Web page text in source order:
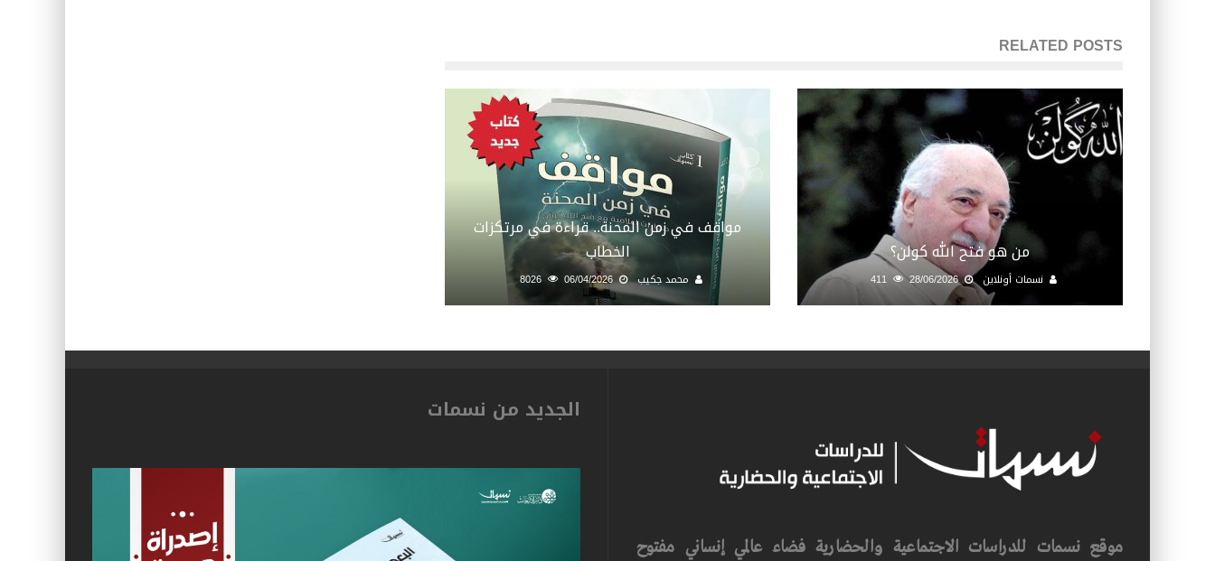
RELATED POSTS
من هو فتح الله كولن؟
نسمات أونلاين 28/06/2026
411
مواقف في زمن المحنة.. قراءة في مرتكزات
الخطاب
محمد جكيب 06/04/2026
8026
موقع نسمات للدراسات الاجتماعية والحضارية فضاء عالمي إنساني مفتوح
الجديد من نسمات